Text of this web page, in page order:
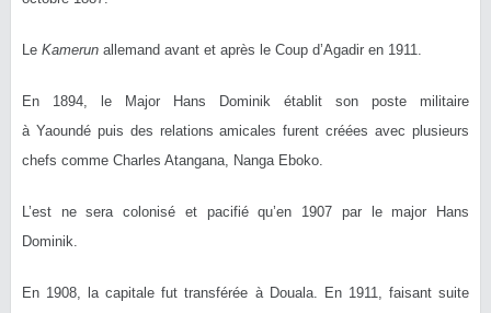
Le Kamerun allemand avant et après le Coup d’Agadir en 1911.
En 1894, le Major Hans Dominik établit son poste militaire
à Yaoundé puis des relations amicales furent créées avec plusieurs
chefs comme Charles Atangana, Nanga Eboko.
L’est ne sera colonisé et pacifié qu’en 1907 par le major Hans
Dominik.
En 1908, la capitale fut transférée à Douala. En 1911, faisant suite